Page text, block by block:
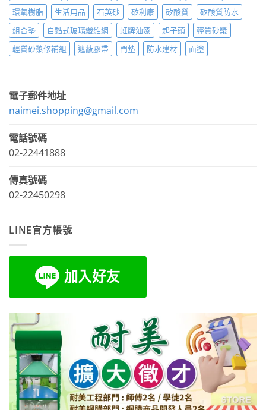
環氧樹脂
生活用品 石英砂 矽利康 矽酸質
矽酸質防水
組合墊
自黏式玻璃纖維網 虹牌油漆 起子頭
輕質砂漿
輕質砂漿修補組
遮蔽膠帶 門墊 防水建材 面塗
電子郵件地址
naimei.shopping@gmail.com
電話號碼
02-22441888
傳真號碼
02-22450298
LINE官方帳號